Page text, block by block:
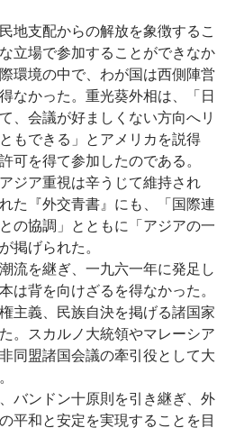
地支配からの解放を象徴するこ
立場で参加することができなか
環境の中で、わが国は西側陣営
なかった。重光葵外相は、「日
、会議が好ましくない方向へリ
もできる」とアメリカを説得
可を得て参加したのである。
ジア重視は辛うじて維持され
た『外交青書』にも、「国際連
の協調」とともに「アジアの一
掲げられた。
流を継ぎ、一九六一年に発足し
は背を向けざるを得なかった。
主義、民族自決を掲げる諸国家
。スカルノ大統領やマレーシア
同盟諸国会議の牽引役として大
バンドン十原則を引き継ぎ、外
平和と安定を実現することを目